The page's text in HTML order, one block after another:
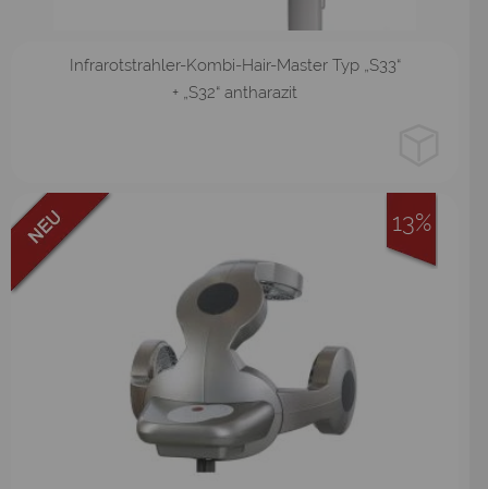
Stativ
Infrarotstrahler-Kombi-Hair-Master Typ „S33“
+ „S32“ antharazit
13%